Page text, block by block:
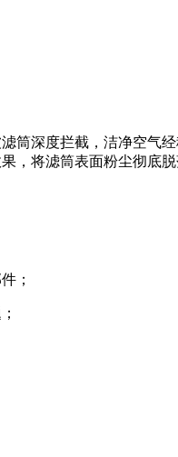
筒深度拦截，洁净空气
将滤筒表面粉尘彻底
；